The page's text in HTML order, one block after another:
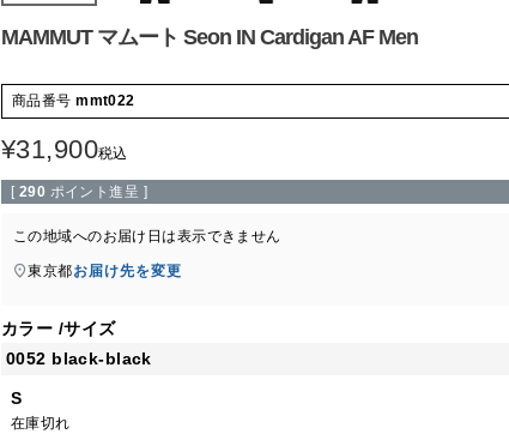
MAMMUT マムート Seon IN Cardigan AF Men
商品番号 mmt022
¥31,900税込
[ 290 ポイント進呈 ]
この地域へのお届け日は表示できません
東京都お届け先を変更
カラー サイズ
0052 black-black
S
在庫切れ